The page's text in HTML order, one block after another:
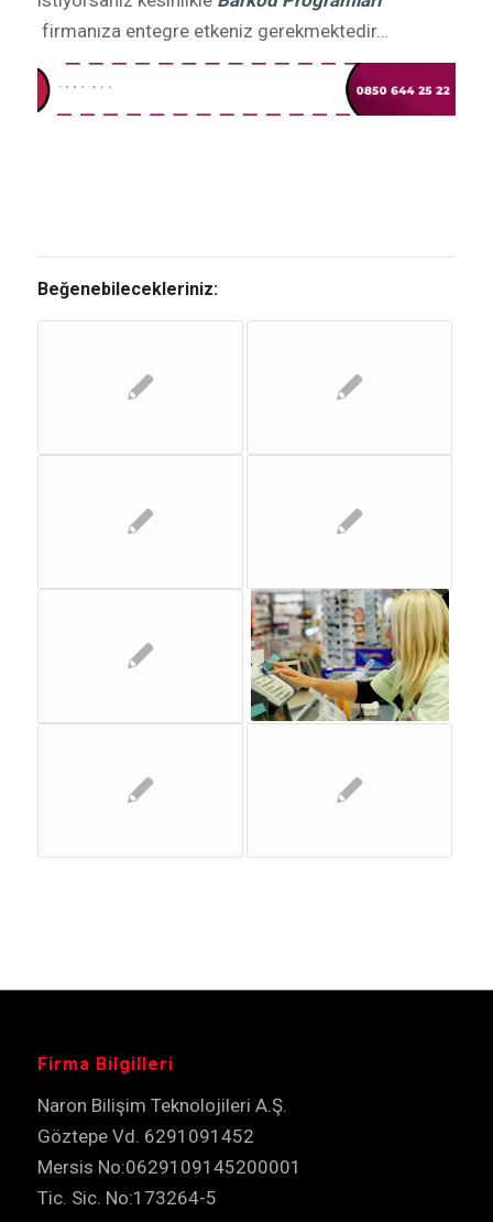
firmanıza entegre etkeniz gerekmektedir…
Beğenebilecekleriniz:
Firma Bilgilleri
Naron Bilişim Teknolojileri A.Ş.
Göztepe Vd. 6291091452
Mersis No:0629109145200001
Tic. Sic. No:173264-5